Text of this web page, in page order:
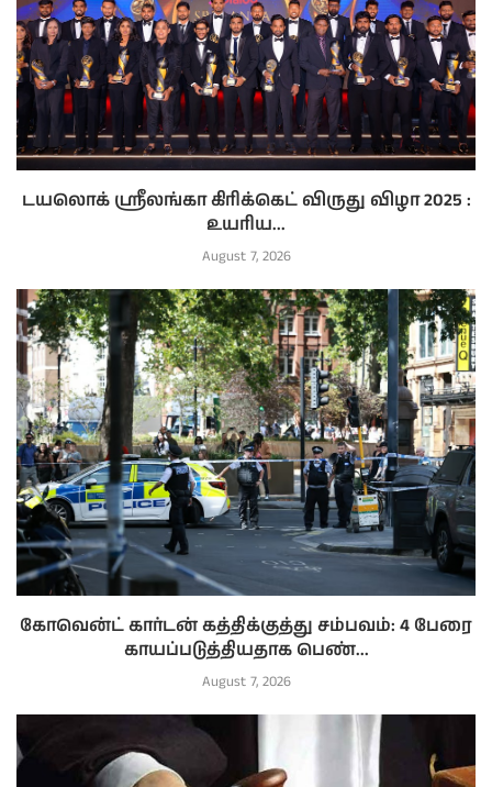
டயலொக் ஸ்ரீலங்கா கிரிக்கெட் விருது விழா 2025 :
உயரிய...
August 7, 2026
கோவென்ட் கார்டன் கத்திக்குத்து சம்பவம்: 4 பேரை
காயப்படுத்தியதாக பெண்...
August 7, 2026